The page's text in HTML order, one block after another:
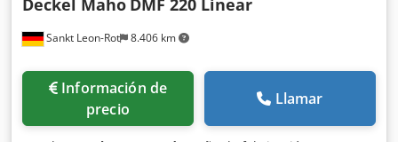
Sankt Leon-Rot 8.406 km
Deckel Maho DMF 220 Linear
Información de
precio
Llamar